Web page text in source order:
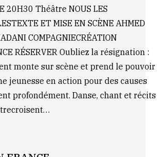
20H30 Théâtre NOUS LES
ET MISE EN SCÈNE AHMED
COMPAGNIECRÉATION
RÉSERVER Oubliez la résignation :
monte sur scène et prend le pouvoir
jeunesse en action pour des causes
profondément. Danse, chant et récits